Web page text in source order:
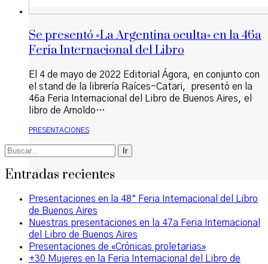
Se presentó «La Argentina oculta» en la 46a
Feria Internacional del Libro
El 4 de mayo de 2022 Editorial Ágora, en conjunto con
el stand de la librería Raíces-Catari, presentó en la
46a Feria Internacional del Libro de Buenos Aires, el
libro de Arnoldo…
PRESENTACIONES
Buscar
Entradas recientes
Presentaciones en la 48° Feria Internacional del Libro
de Buenos Aires
Nuestras presentaciones en la 47a Feria Internacional
del Libro de Buenos Aires
Presentaciones de «Crónicas proletarias»
+30 Mujeres en la Feria Internacional del Libro de